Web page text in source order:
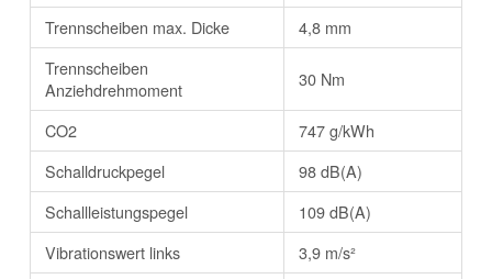
Trennscheiben max. Dicke
4,8 mm
Trennscheiben
Anziehdrehmoment
30 Nm
CO2
747 g/kWh
Schalldruckpegel
98 dB(A)
Schallleistungspegel
109 dB(A)
Vibrationswert links
3,9 m/s²